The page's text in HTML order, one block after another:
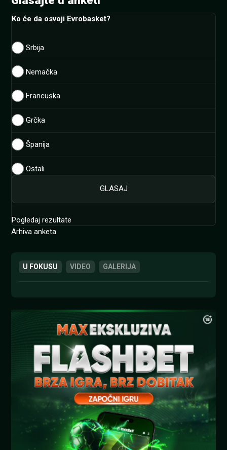
Ko će da osvoji Evrobasket?
Srbija
Nemačka
Francuska
Grčka
Španija
Ostali
Pogledaj rezultate
Arhiva anketa
U FOKUSU VIDEO GALERIJA